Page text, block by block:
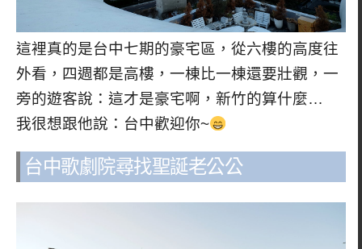
這裡真的是台中七期的豪宅區，從六樓的高度往
外看，四週都是高樓，一棟比一棟還要壯觀，一
旁的遊客說：這才是豪宅啊，新竹的算什麼…
我很想跟他說：台中歡迎你~
台中歌劇院尋找聖誕老公公